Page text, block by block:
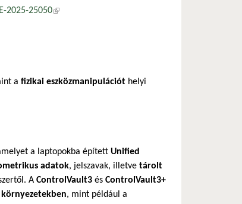
2025-25050(külső hivatkozás)
hivatkozás)
a fizikai eszközmanipulációt helyi
a laptopokba épített Unified
adatok, jelszavak, illetve tárolt
A ControlVault3 és ControlVault3+
, mint például a